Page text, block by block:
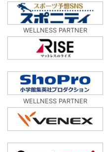
WELLNESS PARTNER
WELLNESS PARTNER